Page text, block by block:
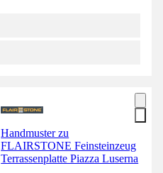
Handmuster zu
FLAIRSTONE Feinsteinzeug
Terrassenplatte Piazza Luserna